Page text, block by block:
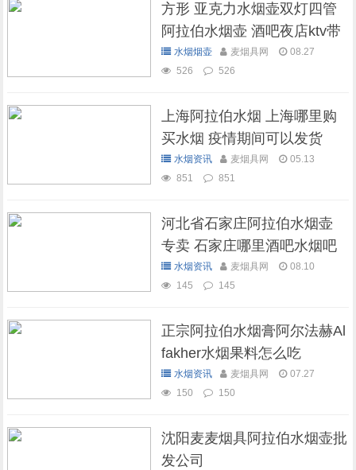
方形 亚克力水烟壶双灯四管
阿拉伯水烟壶 酒吧夜店ktv带
灯水烟壶
水烟烟壶 麦烟具网
08.27
526
526
上海阿拉伯水烟 上海哪里购
买水烟 疫情期间可以发货
吗？水烟资讯 麦烟具网
05.13
851
851
河北省石家庄阿拉伯水烟壶
专卖 石家庄哪里酒吧水烟吧
可以抽水烟
水烟资讯 麦烟具网
08.10
145
145
正宗阿拉伯水烟膏阿尔法赫Al
fakher水烟果料怎么吃
水烟资讯 麦烟具网
07.27
150
150
沈阳麦麦烟具阿拉伯水烟壶批
发公司